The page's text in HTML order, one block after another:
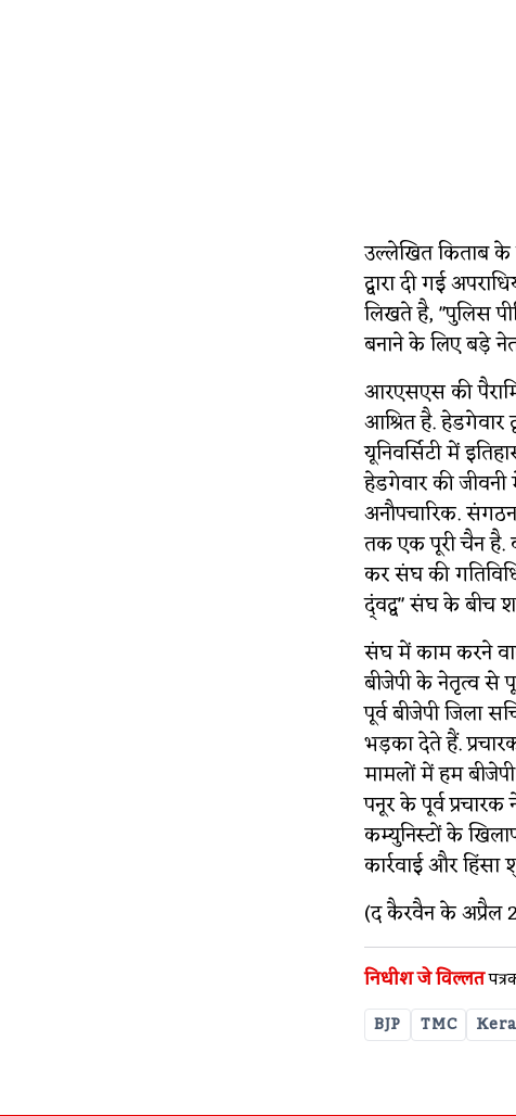
उल्लेखित किताब के
द्वारा दी गई
लिखते है, "पुलिस
बनाने के लिए बड़े
आरएसएस की
आश्रित है. हेडगेवार
यूनिवर्सिटी में
हेडगेवार की
अनौपचारिक.
तक एक पूरी चैन है.
कर संघ की
द्ंवद्व" संघ के बीच
संघ में काम करने
बीजेपी के नेतृत्व से
पूर्व बीजेपी जिला
भड़का देते हैं.
मामलों में हम
पनूर के पूर्व
कम्युनिस्टों के
कार्रवाई और हिंसा
(द कैरवैन के अप्रैल
निधीश जे विल्लत
BJP
TMC